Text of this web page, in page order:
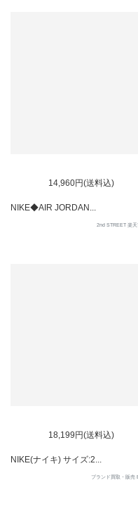
14,960円(送料込)
NIKE◆AIR JORDAN...
2nd STREET 楽天
18,199円(送料込)
NIKE(ナイキ) サイズ:2...
ブランド買取・販売